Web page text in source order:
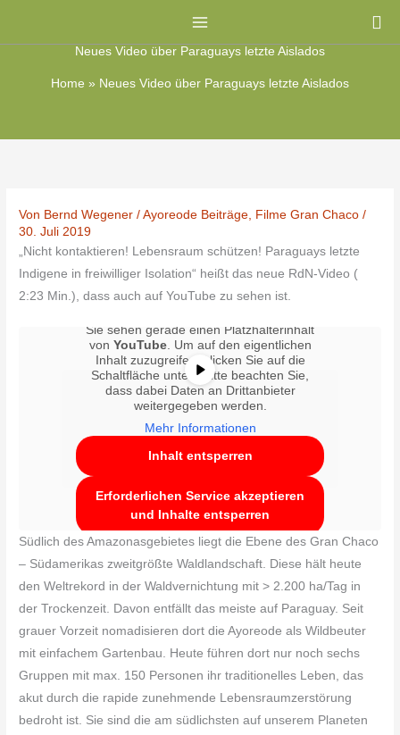
Neues Video über Paraguays letzte Aislados
Home » Neues Video über Paraguays letzte Aislados
Von Bernd Wegener/Ayoreode Beiträge, Filme Gran Chaco /
30. Juli 2019
„Nicht kontaktieren! Lebensraum schützen! Paraguays letzte
Indigene in freiwilliger Isolation“ heißt das neue RdN-Video (
2:23 Min.), dass auch auf YouTube zu sehen ist.
Sie sehen gerade einen Platzhalterinhalt
von YouTube. Um auf den eigentlichen
Inhalt zuzugreifen, klicken Sie auf die
Schaltfläche unten. Bitte beachten Sie,
dass dabei Daten an Drittanbieter
weitergegeben werden.
Mehr Informationen
Inhalt entsperren
Erforderlichen Service akzeptieren
und Inhalte entsperren
Südlich des Amazonasgebietes liegt die Ebene des Gran Chaco
– Südamerikas zweitgrößte Waldlandschaft. Diese hält heute
den Weltrekord in der Waldvernichtung mit > 2.200 ha/Tag in
der Trockenzeit. Davon entfällt das meiste auf Paraguay. Seit
grauer Vorzeit nomadisieren dort die Ayoreode als Wildbeuter
mit einfachem Gartenbau. Heute führen dort nur noch sechs
Gruppen mit max. 150 Personen ihr traditionelles Leben, das
akut durch die rapide zunehmende Lebensraumzerstörung
bedroht ist. Sie sind die am südlichsten auf unserem Planeten